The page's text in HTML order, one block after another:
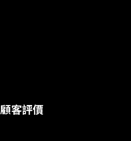
顧客評價